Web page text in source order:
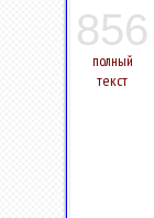
856
полный
текст